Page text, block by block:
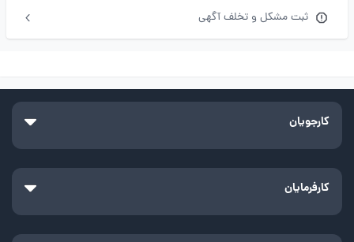
ثبت مشکل و تخلف آگهی
کارجویان
کارفرمایان